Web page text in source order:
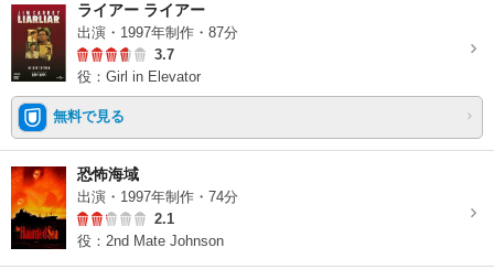
ライアー ライアー
出演・1997年制作・87分
3.7
役：Girl in Elevator
無料で見る
恐怖海域
出演・1997年制作・74分
2.1
役：2nd Mate Johnson